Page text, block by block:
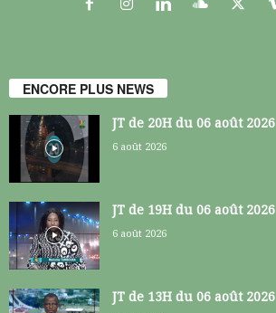
ENCORE PLUS NEWS
JT de 20H du 06 août 2026
6 août 2026
JT de 19H du 06 août 2026
6 août 2026
JT de 13H du 06 août 2026